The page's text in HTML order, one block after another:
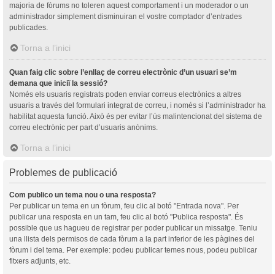
majoria de fòrums no toleren aquest comportament i un moderador o un
administrador simplement disminuiran el vostre comptador d’entrades
publicades.
Torna a l’inici
Quan faig clic sobre l’enllaç de correu electrònic d’un usuari se’m
demana que iniciï la sessió?
Només els usuaris registrats poden enviar correus electrònics a altres
usuaris a través del formulari integrat de correu, i només si l’administrador ha
habilitat aquesta funció. Això és per evitar l’ús malintencionat del sistema de
correu electrònic per part d’usuaris anònims.
Torna a l’inici
Problemes de publicació
Com publico un tema nou o una resposta?
Per publicar un tema en un fòrum, feu clic al botó "Entrada nova". Per
publicar una resposta en un tam, feu clic al botó "Publica resposta". És
possible que us hagueu de registrar per poder publicar un missatge. Teniu
una llista dels permisos de cada fòrum a la part inferior de les pàgines del
fòrum i del tema. Per exemple: podeu publicar temes nous, podeu publicar
fitxers adjunts, etc.